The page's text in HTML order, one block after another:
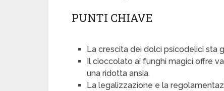
PUNTI CHIAVE
La crescita dei dolci psicodelici sta
Il cioccolato ai funghi magici offre
una ridotta ansia.
La legalizzazione e la